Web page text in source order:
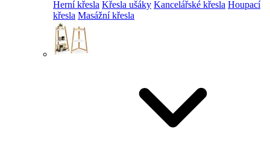
Herní křesla Křesla ušáky Kancelářské křesla Houpací
křesla Masážní křesla